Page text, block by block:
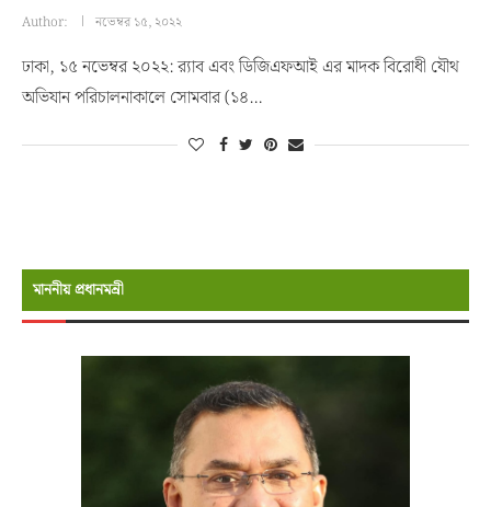
Author: নভেম্বর ১৫, ২০২২
ঢাকা, ১৫ নভেম্বর ২০২২: র‌্যাব এবং ডিজিএফআই এর মাদক বিরোধী যৌথ
অভিযান পরিচালনাকালে সোমবার (১৪…
মাননীয় প্রধানমন্রী